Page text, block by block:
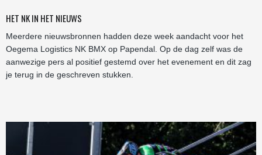
HET NK IN HET NIEUWS
Meerdere nieuwsbronnen hadden deze week aandacht voor het
Oegema Logistics NK BMX op Papendal. Op de dag zelf was de
aanwezige pers al positief gestemd over het evenement en dit zag
je terug in de geschreven stukken.